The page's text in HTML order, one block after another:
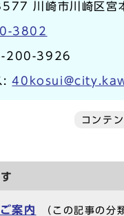
川崎市川崎区宮
3802
200-3926
:
コンテ
案内 （この記事の分